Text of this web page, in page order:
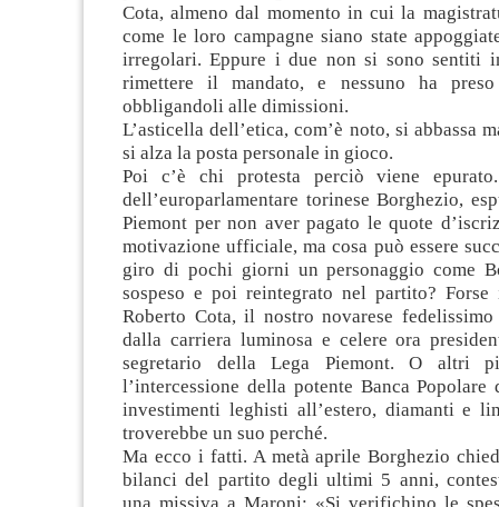
Cota, almeno dal momento in cui la
come le loro campagne siano state
irregolari. Eppure i due non si sono sentiti
rimettere il mandato, e nessuno ha preso
obbligandoli alle dimissioni.
L’asticella dell’etica, com’è noto, si abbassa
si alza la posta personale in gioco.
Poi c’è chi protesta perciò viene
dell’europarlamentare torinese Borghezio,
Piemont per non aver pagato le quote
motivazione ufficiale, ma cosa può essere
giro di pochi giorni un personaggio come
sospeso e poi reintegrato nel partito?
Roberto Cota, il nostro novarese
dalla carriera luminosa e celere ora
segretario della Lega Piemont. O altri
l’intercessione della potente Banca
investimenti leghisti all’estero, diamanti e
troverebbe un suo perché.
Ma ecco i fatti. A metà aprile Borghezio
bilanci del partito degli ultimi 5 anni,